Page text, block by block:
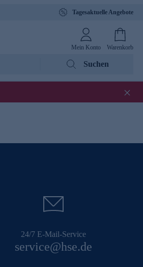
Tagesaktuelle Angebote
Mein Konto Warenkorb
Suchen
24/7 E-Mail-Service
service@hse.de